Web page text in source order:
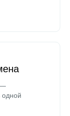
—
одной